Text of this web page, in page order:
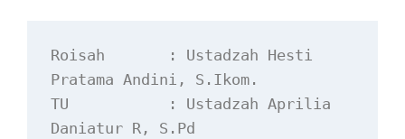
Roisah       : Ustadzah Hesti
Pratama Andini, S.Ikom.
TU           : Ustadzah Aprilia
Daniatur R, S.Pd